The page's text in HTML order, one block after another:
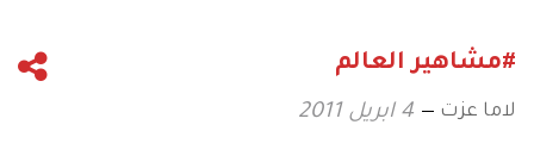
#مشاهير العالم
لاما عزت 4 ابريل 2011